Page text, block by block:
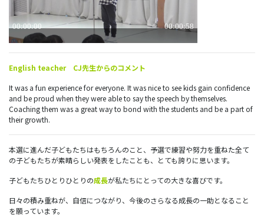
English teacher CJ先生からのコメント
It was a fun experience for everyone. It was nice to see kids gain confidence
and be proud when they were able to say the speech by themselves.
Coaching them was a great way to bond with the students and be a part of
their growth.
本選に進んだ子どもたちはもちろんのこと、予選で練習や努力を重ねた全て
の子どもたちが素晴らしい発表をしたことも、とても誇りに思います。
子どもたちひとりひとりの成長が私たちにとっての大きな喜びです。
日々の積み重ねが、自信につながり、今後のさらなる成長の一助となること
を願っています。